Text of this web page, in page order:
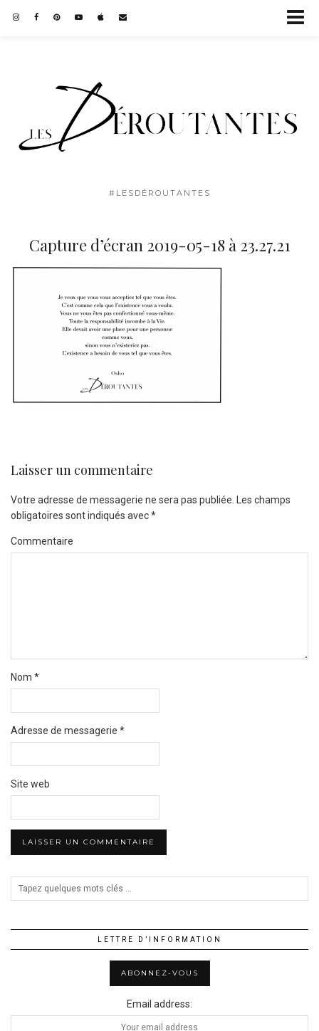
#LESDÉROUTANTES
Capture d’écran 2019-05-18 à 23.27.21
Laisser un commentaire
Votre adresse de messagerie ne sera pas publiée.
Les champs
obligatoires sont indiqués avec*
Commentaire
Nom *
Adresse de messagerie *
Site web
LETTRE D’INFORMATION
Email address: